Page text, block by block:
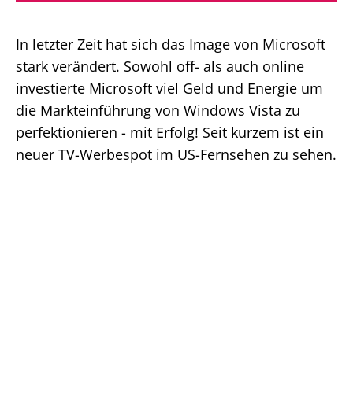
In letzter Zeit hat sich das Image von Microsoft
stark verändert. Sowohl off- als auch online
investierte Microsoft viel Geld und Energie um
die Markteinführung von Windows Vista zu
perfektionieren - mit Erfolg! Seit kurzem ist ein
neuer TV-Werbespot im US-Fernsehen zu sehen.